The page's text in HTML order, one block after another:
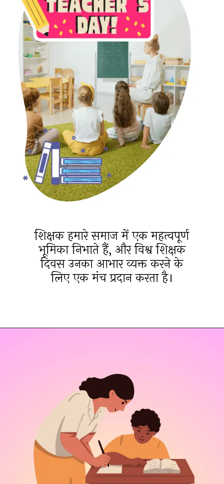
शिक्षक हमारे समाज में एक महत्वपूर्ण
भूमिका निभाते हैं, और विश्व शिक्षक
दिवस उनका आभार व्यक्त करने के
लिए एक मंच प्रदान करता है।